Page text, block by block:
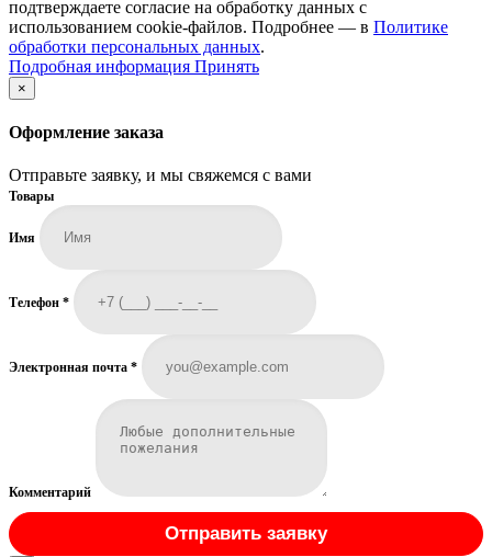
подтверждаете согласие на обработку данных с
использованием cookie-файлов. Подробнее — в Политике
обработки персональных данных.
Подробная информация Подробная
Принять
×
Оформление заказа
Отправьте заявку, и мы свяжемся с вами
Товары
Имя
Телефон *
Электронная почта *
Комментарий
Отправить заявку